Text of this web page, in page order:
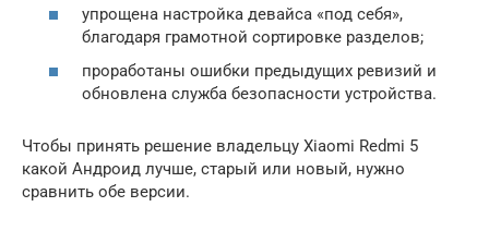
упрощена настройка девайса «под себя»,
благодаря грамотной сортировке разделов;
проработаны ошибки предыдущих ревизий и
обновлена служба безопасности устройства.
Чтобы принять решение владельцу Xiaomi Redmi 5
какой Андроид лучше, старый или новый, нужно
сравнить обе версии.